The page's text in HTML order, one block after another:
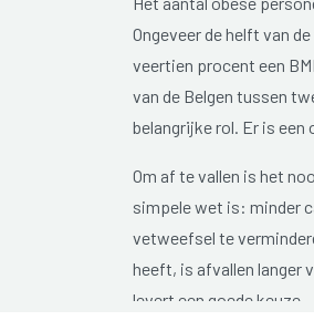
Ongeveer de helft van
veertien procent een
van de Belgen tussen
belangrijke rol. Er is
Om af te vallen is het
simpele wet is: minder
vetweefsel te
heeft, is afvallen langer
levert een goede keuze.